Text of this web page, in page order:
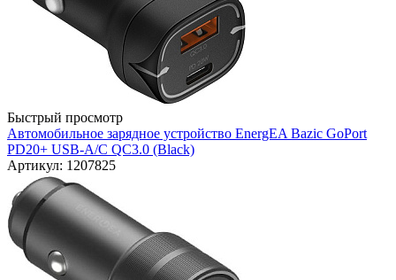
Быстрый просмотр
Автомобильное зарядное устройство EnergEA Bazic GoPort
PD20+ USB-A/C QC3.0 (Black)
Артикул: 1207825